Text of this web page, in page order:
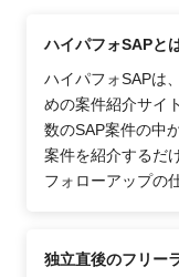
ハイパフォSAPと
ハイパフォSAPは
めの案件紹介サイ
数のSAP案件の中
案件を紹介するだ
フォローアップの
独立直後のフリー